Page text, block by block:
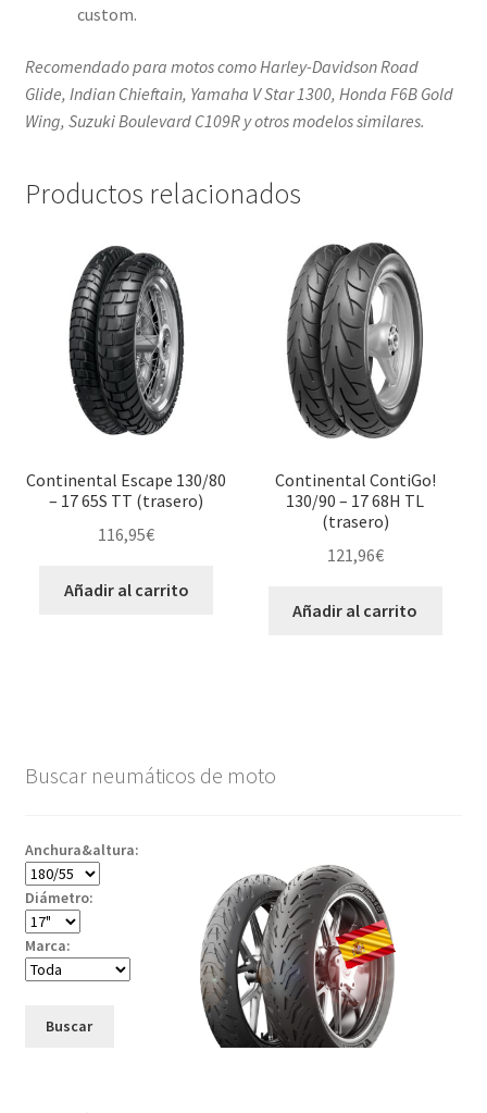
custom.
Recomendado para motos como Harley-Davidson Road
Glide, Indian Chieftain, Yamaha V Star 1300, Honda F6B Gold
Wing, Suzuki Boulevard C109R y otros modelos similares.
Productos relacionados
Continental Escape 130/80
– 17 65S TT (trasero)
116,95€
Añadir al carrito
Continental ContiGo!
130/90 – 17 68H TL
(trasero)
121,96€
Añadir al carrito
Buscar neumáticos de moto
Anchura&altura:
Diámetro:
Marca:
Buscar